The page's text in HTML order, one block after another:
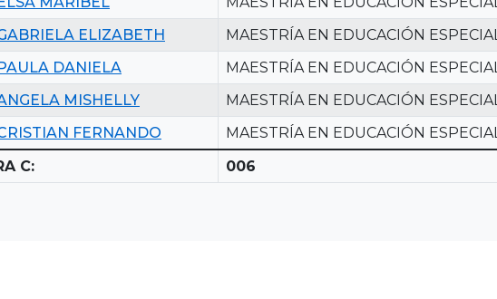
ELIZABETH MAESTRÍA EN EDUCACIÓN ESPECIAL
DANIELA MAESTRÍA EN EDUCACIÓN ESPECIAL
MISHELLY MAESTRÍA EN EDUCACIÓN ESPECIAL
FERNANDO MAESTRÍA EN EDUCACIÓN ESPECIAL
C:
006